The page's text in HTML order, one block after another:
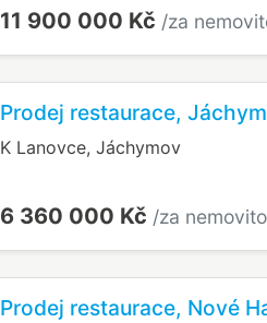
11 900 000 Kč /za
Prodej restaurace,
K Lanovce, Jáchymov
6 360 000 Kč /za
Prodej restaurace, Nové